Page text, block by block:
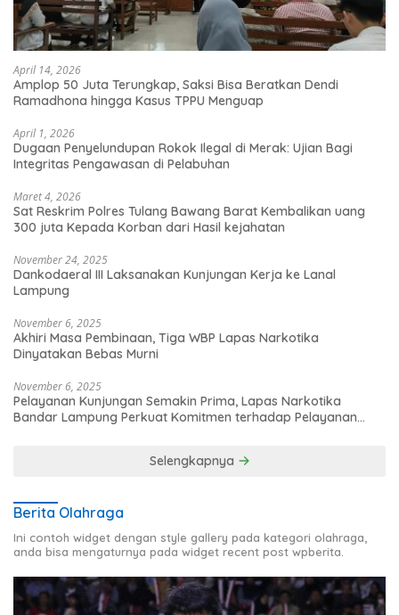
April 14, 2026
Amplop 50 Juta Terungkap, Saksi Bisa Beratkan Dendi
Ramadhona hingga Kasus TPPU Menguap
April 1, 2026
Dugaan Penyelundupan Rokok Ilegal di Merak: Ujian Bagi
Integritas Pengawasan di Pelabuhan
Maret 4, 2026
Sat Reskrim Polres Tulang Bawang Barat Kembalikan uang
300 juta Kepada Korban dari Hasil kejahatan
November 24, 2025
Dankodaeral III Laksanakan Kunjungan Kerja ke Lanal
Lampung
November 6, 2025
Akhiri Masa Pembinaan, Tiga WBP Lapas Narkotika
Dinyatakan Bebas Murni
November 6, 2025
Pelayanan Kunjungan Semakin Prima, Lapas Narkotika
Bandar Lampung Perkuat Komitmen terhadap Pelayanan
Selengkapnya
Berita Olahraga
Ini contoh widget dengan style gallery pada kategori olahraga,
anda bisa mengaturnya pada widget recent post wpberita.